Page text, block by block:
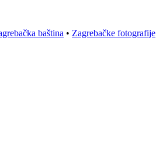
baština • Zagrebačke fotografije